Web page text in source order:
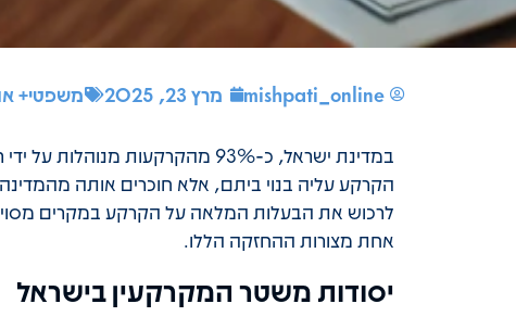
mishpati_online מרץ 23, 2025 משפטי+
במדינת ישראל, כ-93%
הקרקע עליה בנוי ביתם, אלא חוכרים אותה
לרכוש את הבעלות המלאה על הקרקע במקרים
אחת מצורות ההחזקה הללו.
יסודות משטר המקרקעין בישראל